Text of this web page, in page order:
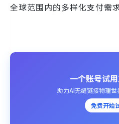
全球范围内的多样化支付需求
一个账号试
助力AI无缝链接物理
免费开始